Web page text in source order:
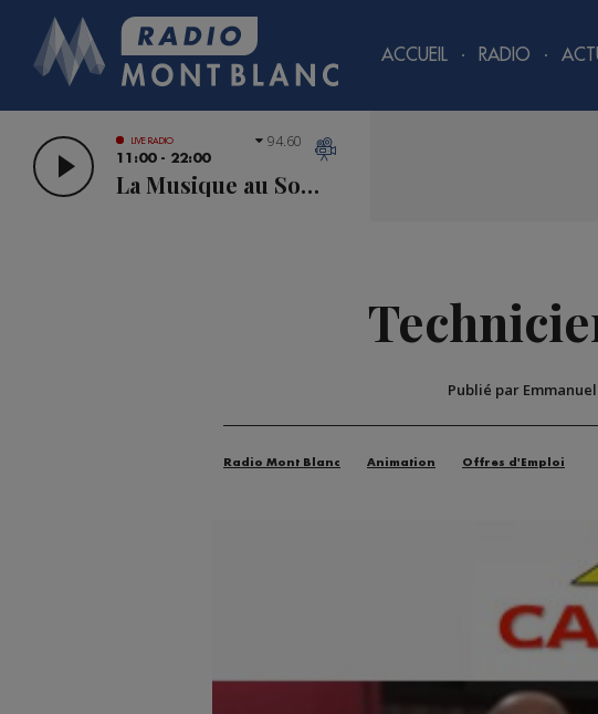
ACCUEIL RADIO
LIVE RADIO
11:00 - 22:00
La Musique au Sommet
94.60
Publié par
Radio Mont Blanc Animation Offres d'Emploi